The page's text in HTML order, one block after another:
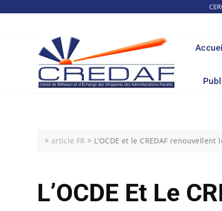
Accueil
> article FR > L’OCDE et le CREDAF
L’OCDE Et Le